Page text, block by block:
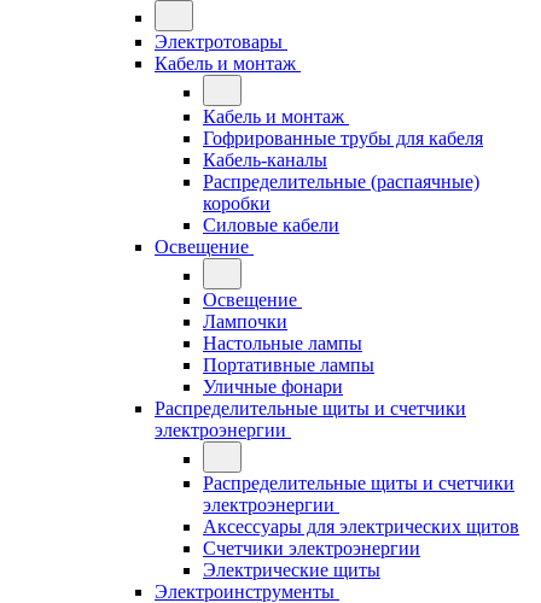
Электротовары
Кабель и монтаж
Кабель и монтаж
Гофрированные трубы для кабеля
Кабель-каналы
Распределительные (распаячные)
коробки
Силовые кабели
Освещение
Освещение
Лампочки
Настольные лампы
Портативные лампы
Уличные фонари
Распределительные щиты и счетчики
электроэнергии
Распределительные щиты и счетчики
электроэнергии
Аксессуары для электрических щитов
Счетчики электроэнергии
Электрические щиты
Электроинструменты